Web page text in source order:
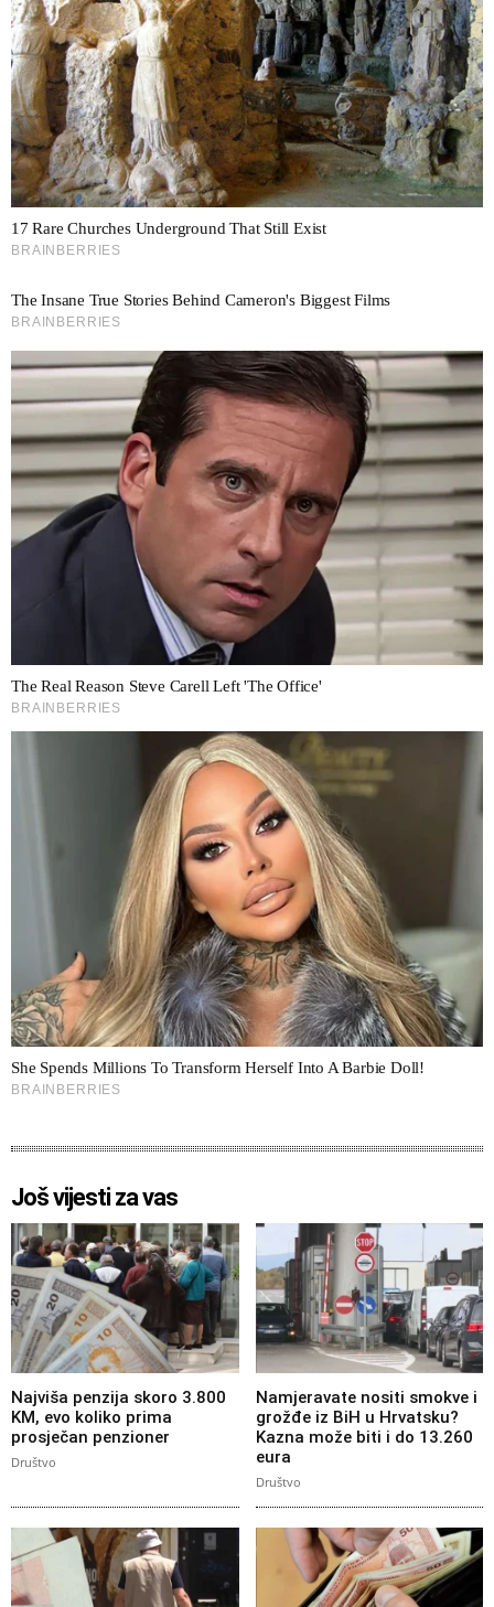
Još vijesti za vas
Najviša penzija skoro 3.800
KM, evo koliko prima
prosječan penzioner
Društvo
Namjeravate nositi smokve i
grožđe iz BiH u Hrvatsku?
Kazna može biti i do 13.260
eura
Društvo